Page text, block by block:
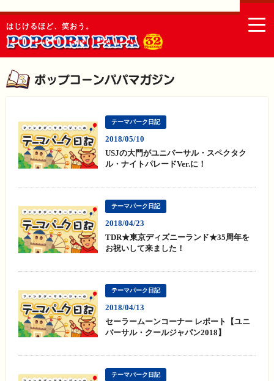
はじけるほど、笑おう。
2018/05/10
USJの大門がユニバーサル・スペクタク
ル・ナイトパレードVer.に！
テーマパーク日記
2018/04/23
TDR★東京ディズニーランド★35周年を
お祝いして来ました！
テーマパーク日記
2018/04/13
セーラームーンコーナー レポート【ユニ
バーサル・クールジャパン2018】
テーマパーク日記
テーマパーク日記